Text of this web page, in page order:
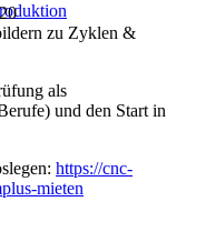
zu Zyklen &
als
und den Start in
https://cnc-
mieten